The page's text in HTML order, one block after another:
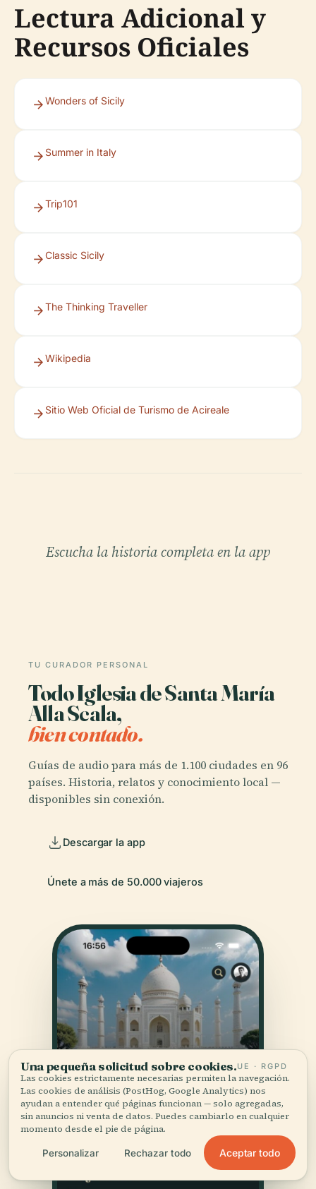
Lectura Adicional y
Recursos Oficiales
Wonders of Sicily
Summer in Italy
Trip101
Classic Sicily
The Thinking Traveller
Wikipedia
Sitio Web Oficial de Turismo de Acireale
Escucha la historia completa en la app
TU CURADOR PERSONAL
Todo Iglesia de Santa María
Alla Scala,
bien contado.
Guías de audio para más de 1.100 ciudades en 96
países. Historia, relatos y conocimiento local —
disponibles sin conexión.
Descargar la app
Únete a más de 50.000 viajeros
Una pequeña solicitud sobre cookies.UE · RGPD
Las cookies estrictamente necesarias permiten la navegación.
Las cookies de análisis (PostHog, Google Analytics) nos
ayudan a entender qué páginas funcionan — solo agregadas,
sin anuncios ni venta de datos. Puedes cambiarlo en cualquier
momento desde el pie de página.
Personalizar Rechazar todo Aceptar todo